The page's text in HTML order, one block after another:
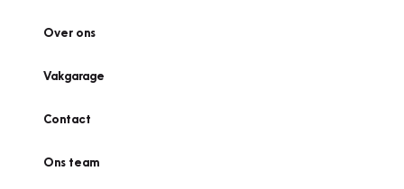
Over ons
Vakgarage
Contact
Ons team